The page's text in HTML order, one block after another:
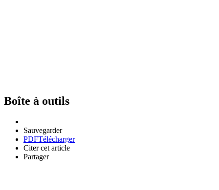
Boîte à outils
Sauvegarder
PDFTélécharger
Citer cet article
Partager